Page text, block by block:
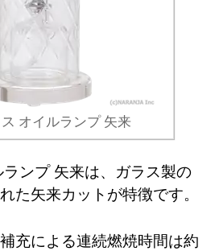
オイルランプ 矢来
ンプ 矢来は、ガラス製の
た矢来カットが特徴です。
充による連続燃焼時間は約